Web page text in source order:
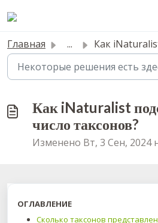
Главная ... Как iNaturalist подсчитывает число
Как iNaturalist
число таксонов?
Изменено Вт, 3 Сен, 2024
ОГЛАВЛЕНИЕ
Сколько таксонов